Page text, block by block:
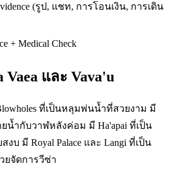
(รูป, แชท, การโอนเงิน, การเดิน
+ Medical Check
และ Vava'u
ที่เป็นหลุมพ่นน้ำที่สวยงาม มี
ยน้ำกับวาฬหลังค่อม มี Ha'apai ที่เป็น
งบ มี Royal Palace และ Langi ที่เป็น
ยจัดการวีซ่า